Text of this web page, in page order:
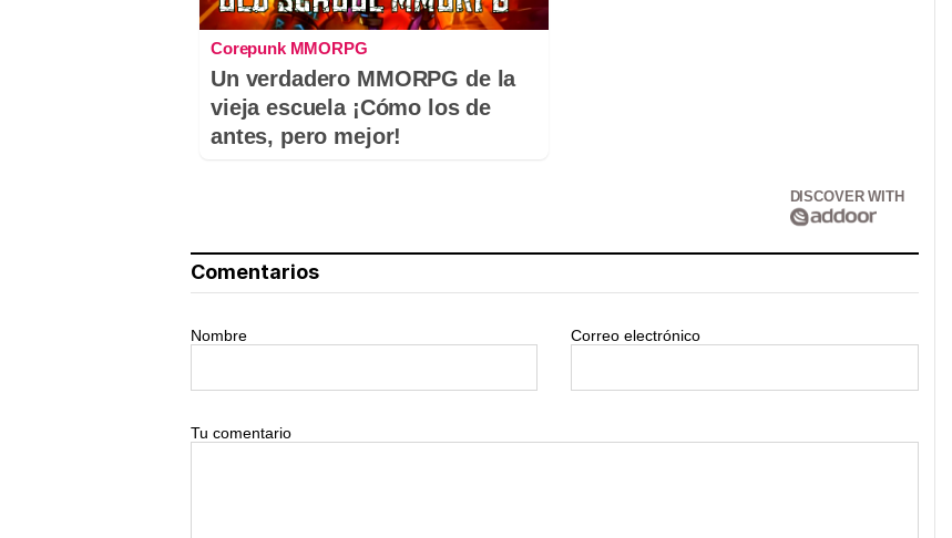
Corepunk MMORPG
Un verdadero MMORPG de la
vieja escuela ¡Cómo los de
antes, pero mejor!
DISCOVER WITH
Comentarios
Nombre Correo electrónico
Tu comentario